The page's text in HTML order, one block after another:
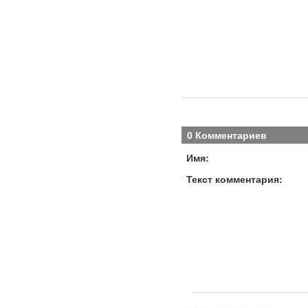
0 Комментариев
Имя:
Текст комментария: